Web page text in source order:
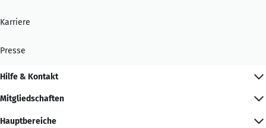
Karriere
Presse
Hilfe & Kontakt
Mitgliedschaften
Hauptbereiche